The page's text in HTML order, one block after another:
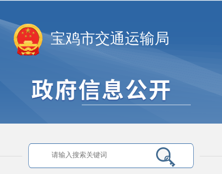
宝鸡市交通运输局